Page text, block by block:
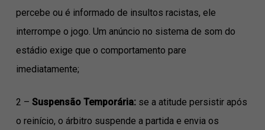
percebe ou é informado de insultos racistas, ele
interrompe o jogo. Um anúncio no sistema de som do
estádio exige que o comportamento pare
imediatamente;
2 – Suspensão Temporária:se a atitude persistir após
o reinício, o árbitro suspende a partida e envia os